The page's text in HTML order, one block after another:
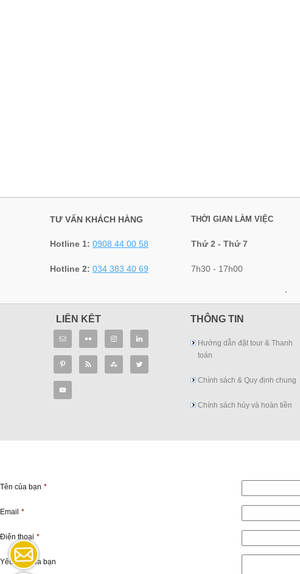
TƯ VẤN KHÁCH HÀNG
Hotline 1: 0908 44 00 58
Hotline 2: 034 383 40 69
THỜI GIAN LÀM VIỆC
Thứ 2 - Thứ 7
7h30 - 17h00
.
LIÊN KẾT THÔNG TIN
Hướng dẫn đặt tour & Thanh
toán
Chính sách & Quy định chung
Chính sách hủy và hoàn tiền
Tên của bạn *
Email *
Điện thoại *
Yêu cầu của bạn